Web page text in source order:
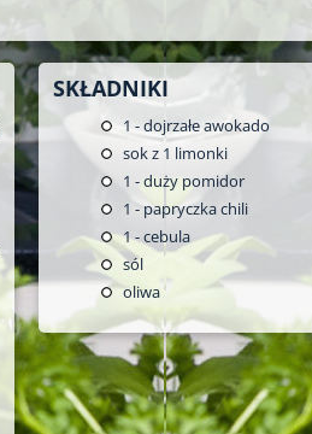
SKŁADNIKI
1 - dojrzałe awokado
sok z 1 limonki
1 - duży pomidor
1 - papryczka chili
1- cebula
sól
oliwa